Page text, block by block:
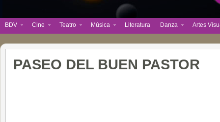
BDV Cine Teatro Música Literatura Danza Artes
PASEO DEL BUEN PASTOR